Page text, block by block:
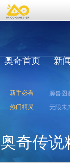
奥奇首页 新
新手必看 源兽图
热门精灵
无限未
奥奇传说